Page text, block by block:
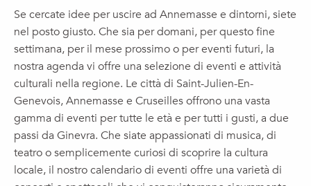
Se cercate idee per uscire ad Annemasse e dintorni, siete
nel posto giusto. Che sia per domani, per questo fine
settimana, per il mese prossimo o per eventi futuri, la
nostra agenda vi offre una selezione di eventi e attività
culturali nella regione. Le città di Saint-Julien-En-
Genevois, Annemasse e Cruseilles offrono una vasta
gamma di eventi per tutte le età e per tutti i gusti, a due
passi da Ginevra. Che siate appassionati di musica, di
teatro o semplicemente curiosi di scoprire la cultura
locale, il nostro calendario di eventi offre una varietà di